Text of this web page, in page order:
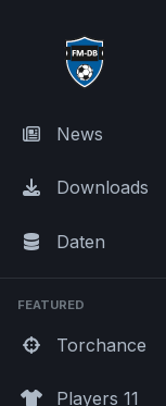
News
Downloads
Daten
FEATURED
Torchance
Players 11